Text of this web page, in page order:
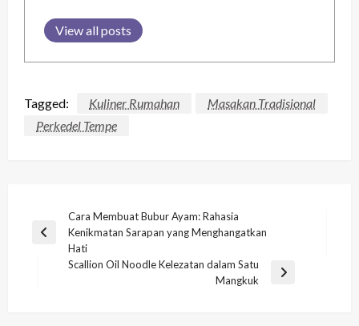
View all posts
Tagged: Kuliner Rumahan
Masakan Tradisional
Perkedel Tempe
navigation
Previous
Cara Membuat Bubur Ayam: Rahasia
Kenikmatan Sarapan yang Menghangatkan
Hati
Scallion Oil Noodle Kelezatan dalam Satu
Mangkuk